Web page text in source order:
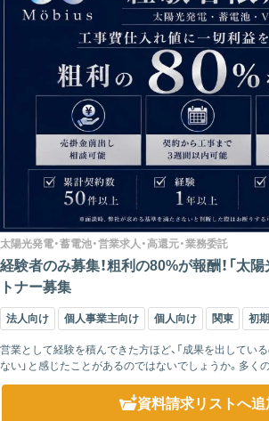
太陽光発電・蓄電池・営業求人・高還元・業務委託
経験者のみ募集！粗利の80%が報酬！「太陽
トナー募集
法人向け 個人事業主向け 個人向け 関東 初
営業として経験を積んできた方ほど、「成果を出してい
ない」と感じたことがあるのではないでしょうか。多く
資料請求リストへ追